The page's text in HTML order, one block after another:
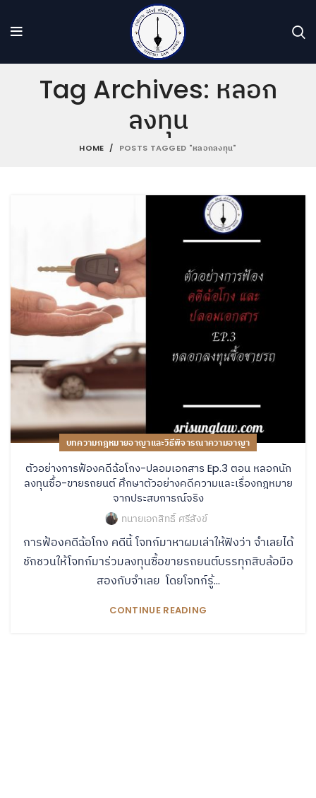
Tag Archives: หลอก
ลงทุน
HOME POSTS TAGGED "หลอกลงทุน"
บทความกฎหมายอาญาและวิธีพิจารณาความอาญา
ตัวอย่างการฟ้องคดีฉ้อโกง-ปลอมเอกสาร Ep.3 ตอน หลอกนัก
ลงทุนซื้อ-ขายรถยนต์ ศึกษาตัวอย่างคดีความและเรื่องกฎหมาย
จากประสบการณ์จริง
ทนายเอกสิทธิ์ ศรีสังข์
การฟ้องคดีฉ้อโกง คดีนี้ โจทก์มาหาผมเล่าให้ฟังว่า จำเลยได้
ชักชวนให้โจทก์มาร่วมลงทุนซื้อขายรถยนต์บรรทุกสิบล้อมือ
สองกับจำเลย โดยโจทก์รู้...
CONTINUE READING